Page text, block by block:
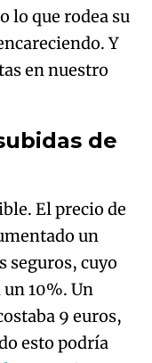
lo que rodea su
Y
en nuestro
de
El precio de
un
seguros, cuyo
10%. Un
9 euros,
esto podría